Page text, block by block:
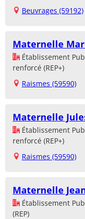
Beuvrages (59192)
Maternelle
Établissement
renforcé (REP+)
Raismes (59590)
Maternelle
Établissement
renforcé (REP+)
Raismes (59590)
Maternelle
Établissement
(REP)